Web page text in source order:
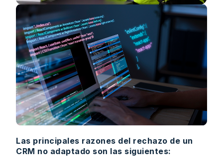
Las principales razones del rechazo de un
CRM no adaptado son las siguientes: